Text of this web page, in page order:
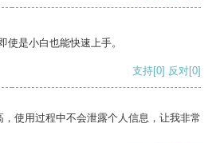
使是小白也能快速上手。
支持[0] 反对[0]
使用过程中不会泄露个人信息，让我非常